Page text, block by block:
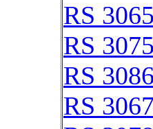
RS
RS
RS
RS